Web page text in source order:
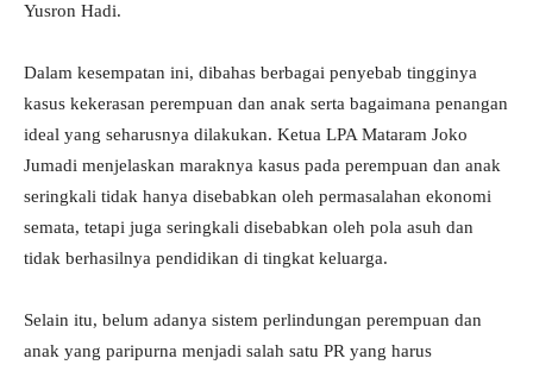
Yusron Hadi.
Dalam kesempatan ini, dibahas berbagai penyebab tingginya
kasus kekerasan perempuan dan anak serta bagaimana penangan
ideal yang seharusnya dilakukan. Ketua LPA Mataram Joko
Jumadi menjelaskan maraknya kasus pada perempuan dan anak
seringkali tidak hanya disebabkan oleh permasalahan ekonomi
semata, tetapi juga seringkali disebabkan oleh pola asuh dan
tidak berhasilnya pendidikan di tingkat keluarga.
Selain itu, belum adanya sistem perlindungan perempuan dan
anak yang paripurna menjadi salah satu PR yang harus